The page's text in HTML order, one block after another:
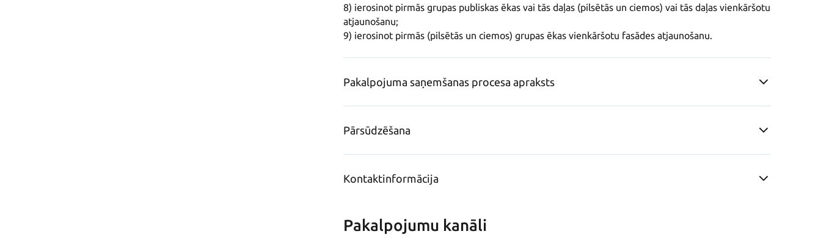
8) ierosinot pirmās grupas publiskas ēkas vai tās daļas (pilsētās un ciemos) vai tās daļas vienkāršotu
atjaunošanu;
9) ierosinot pirmās (pilsētās un ciemos) grupas ēkas vienkāršotu fasādes atjaunošanu.
Pakalpojuma saņemšanas procesa apraksts
Pārsūdzēšana
Kontaktinformācija
Pakalpojumu kanāli